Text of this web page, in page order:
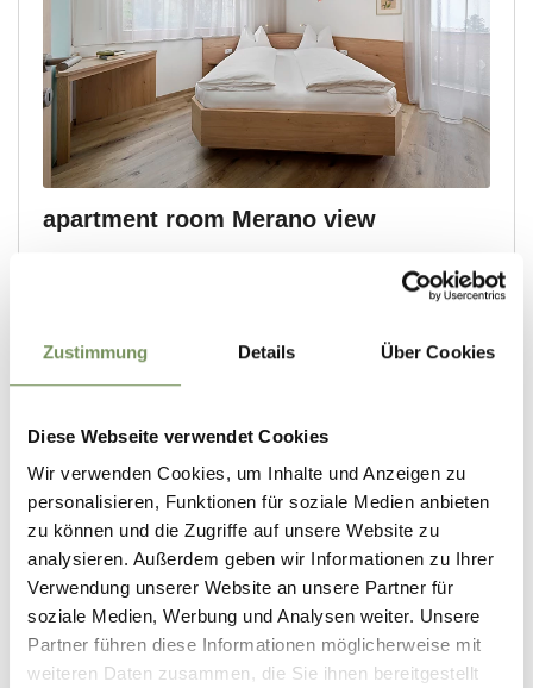
Zustimmung Details Über Cookies
Diese Webseite verwendet Cookies
Wir verwenden Cookies, um Inhalte und Anzeigen zu
personalisieren, Funktionen für soziale Medien anbieten
zu können und die Zugriffe auf unsere Website zu
analysieren. Außerdem geben wir Informationen zu Ihrer
Verwendung unserer Website an unsere Partner für
soziale Medien, Werbung und Analysen weiter. Unsere
Partner führen diese Informationen möglicherweise mit
weiteren Daten zusammen, die Sie ihnen bereitgestellt